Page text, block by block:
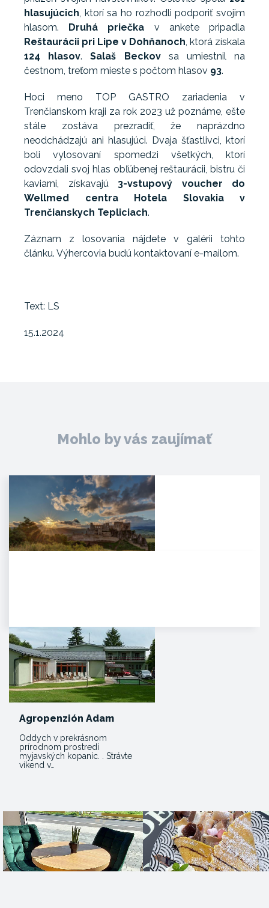
hlasujúcich, ktorí sa ho rozhodli podporiť svojim
hlasom. Druhá priečka v ankete pripadla
Reštaurácii pri Lipe v Dohňanoch, ktorá získala
124 hlasov.Salaš Beckovsa umiestnil na
čestnom, treťom mieste s počtom hlasov 93.
Hoci meno TOP GASTRO zariadenia v
Trenčianskom kraji za rok 2023 už poznáme, ešte
stále zostáva prezradiť, že naprázdno
neodchádzajú ani hlasujúci. Dvaja šťastlivci, ktorí
boli vylosovaní spomedzi všetkých, ktorí
odovzdali svoj hlas obľúbenej reštaurácii, bistru či
kaviarni, získavajú 3-vstupový voucher do
Wellmed centra Hotela Slovakia v
Trenčianskych Tepliciach.
Záznam z losovania nájdete v galérii tohto
článku. Výhercovia budú kontaktovaní e-mailom.
Text: LS
15.1.2024
Mohlo by vás zaujímať
Agropenzión Adam
Oddych v prekrásnom
prírodnom prostredí
myjavských kopaníc. . Strávte
víkend v…